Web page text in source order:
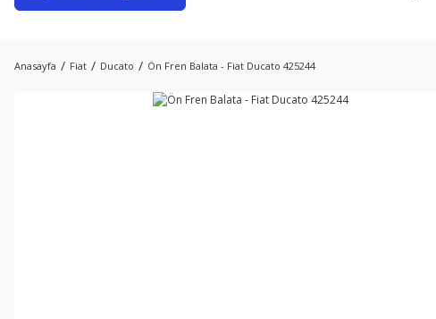
Anasayfa Fiat Ducato Ön Fren Balata - Fiat Ducato 425244